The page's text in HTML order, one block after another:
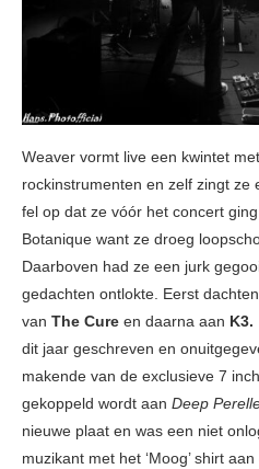
Weaver vormt live een kwintet
rockinstrumenten en zelf zingt ze
fel op dat ze vóór het concert
Botanique want ze droeg
Daarboven had ze een jurk
gedachten ontlokte. Eerst
van The Cure en daarna aan K3.
dit jaar geschreven en
makende van de exclusieve 7
gekoppeld wordt aan Deep
nieuwe plaat en was een niet
muzikant met het ‘Moog’ shirt